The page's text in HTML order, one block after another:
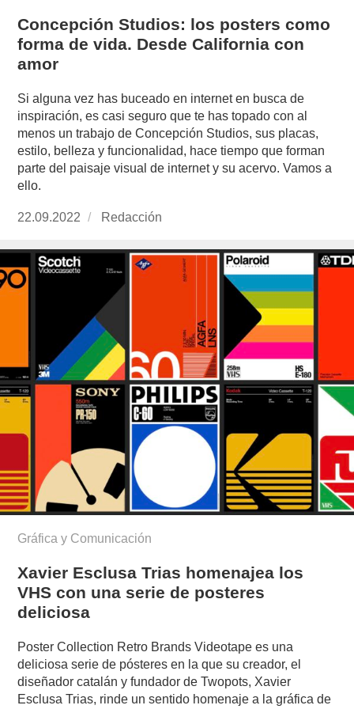
Concepción Studios: los posters como
forma de vida. Desde California con
amor
Si alguna vez has buceado en internet en busca de
inspiración, es casi seguro que te has topado con al
menos un trabajo de Concepción Studios, sus placas,
estilo, belleza y funcionalidad, hace tiempo que forman
parte del paisaje visual de internet y su acervo. Vamos a
ello.
Publicado
22.09.2022 https://www.experimenta.es/author/redaccion/
Redacción
Gráfica y Comunicación
Xavier Esclusa Trias homenajea los
VHS con una serie de posteres
deliciosa
Poster Collection Retro Brands Videotape es una
deliciosa serie de pósteres en la que su creador, el
diseñador catalán y fundador de Twopots, Xavier
Esclusa Trias, rinde un sentido homenaje a la gráfica de